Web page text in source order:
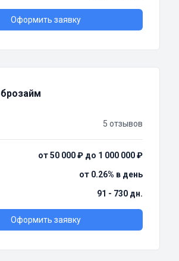
Оформить заявку
5 отзывов
от 50 000 ₽ до 1 000 000 ₽
от 0.26% в день
91 - 730 дн.
Оформить заявку